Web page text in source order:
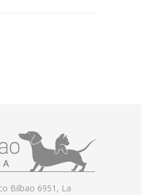
Bilbao 6951, La